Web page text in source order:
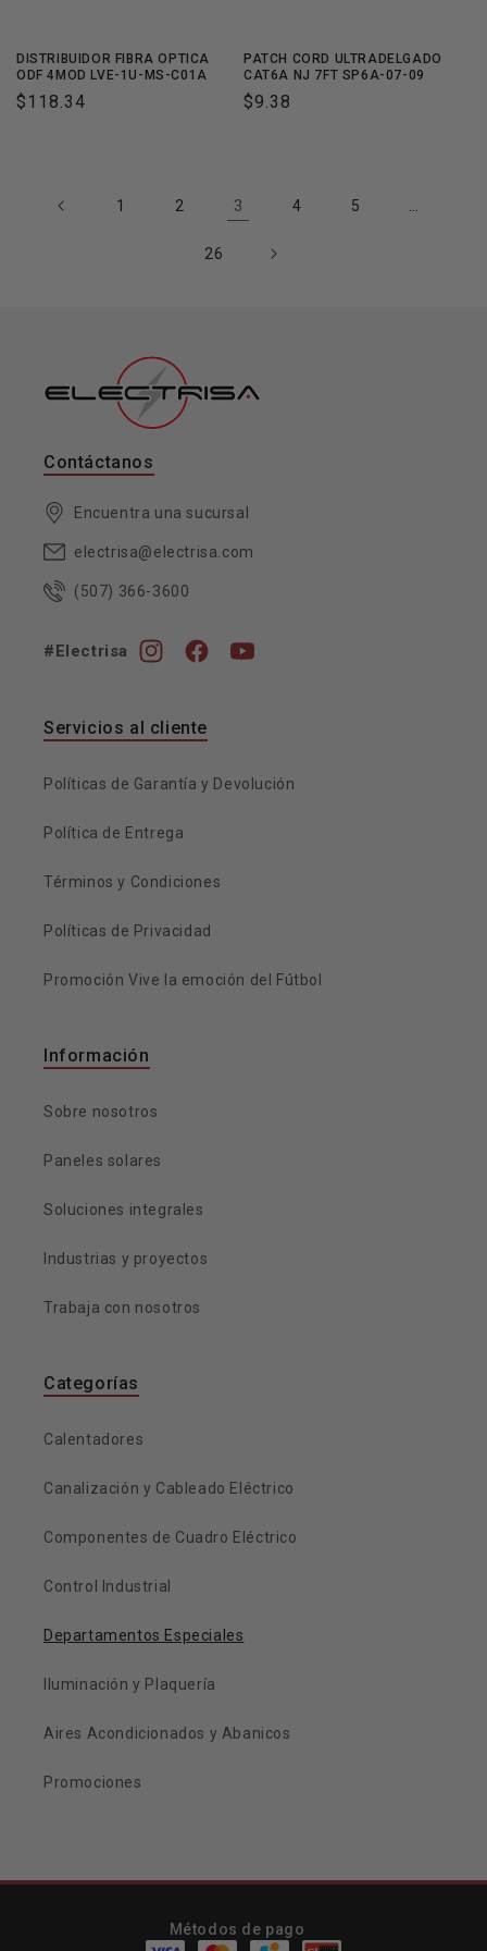
DISTRIBUIDOR FIBRA OPTICA
ODF 4MOD LVE-1U-MS-C01A
Precio
$118.34
PATCH CORD ULTRADELGADO
CAT6A NJ 7FT SP6A-07-09
Precio
$9.38
1 2 3 4 5
26
Contáctanos
Encuentra una sucursal
electrisa@electrisa.com
(507) 366-3600
#Electrisa
InstagramFacebookYouTube
Servicios al cliente
Políticas de Garantía y Devolución
Política de Entrega
Términos y Condiciones
Políticas de Privacidad
Promoción Vive la emoción del Fútbol
Información
Sobre nosotros
Paneles solares
Soluciones integrales
Industrias y proyectos
Trabaja con nosotros
Categorías
Calentadores
Canalización y Cableado Eléctrico
Componentes de Cuadro Eléctrico
Control Industrial
Departamentos Especiales
Iluminación y Plaquería
Aires Acondicionados y Abanicos
Promociones
Métodos de pago